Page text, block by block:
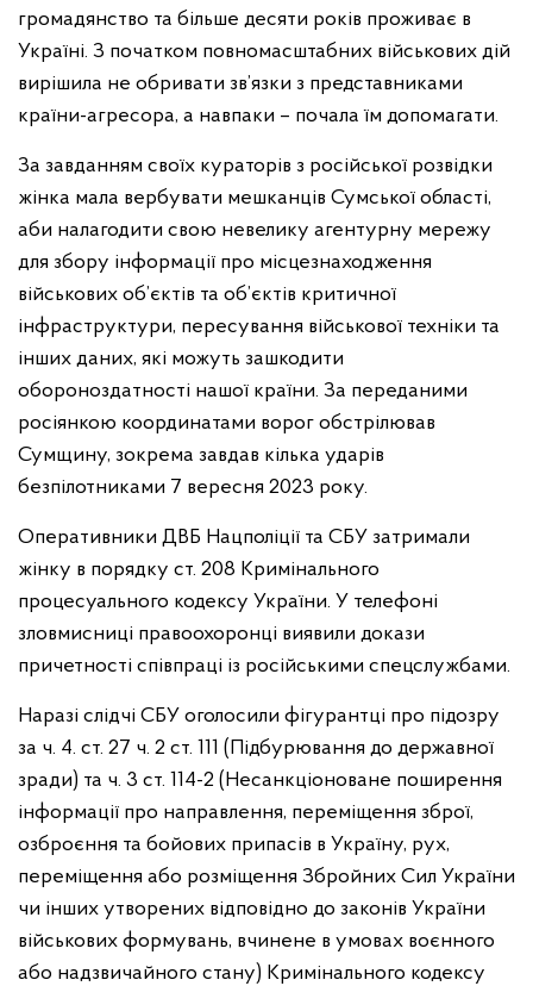
громадянство та більше десяти років проживає в
Україні. З початком повномасштабних військових дій
вирішила не обривати зв’язки з представниками
країни-агресора, а навпаки – почала їм допомагати.
За завданням своїх кураторів з російської розвідки
жінка мала вербувати мешканців Сумської області,
аби налагодити свою невелику агентурну мережу
для збору інформації про місцезнаходження
військових об’єктів та об’єктів критичної
інфраструктури, пересування військової техніки та
інших даних, які можуть зашкодити
обороноздатності нашої країни. За переданими
росіянкою координатами ворог обстрілював
Сумщину, зокрема завдав кілька ударів
безпілотниками 7 вересня 2023 року.
Оперативники ДВБ Нацполіції та СБУ затримали
жінку в порядку ст. 208 Кримінального
процесуального кодексу України. У телефоні
зловмисниці правоохоронці виявили докази
причетності співпраці із російськими спецслужбами.
Наразі слідчі СБУ оголосили фігурантці про підозру
за ч. 4. ст. 27 ч. 2 ст. 111 (Підбурювання до державної
зради) та ч. 3 ст. 114-2 (Несанкціоноване поширення
інформації про направлення, переміщення зброї,
озброєння та бойових припасів в Україну, рух,
переміщення або розміщення Збройних Сил України
чи інших утворених відповідно до законів України
військових формувань, вчинене в умовах воєнного
або надзвичайного стану) Кримінального кодексу